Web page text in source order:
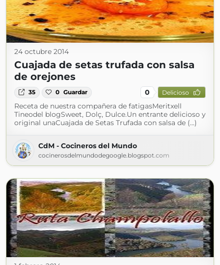
24 octubre 2014
Cuajada de setas trufada con salsa
de orejones
35 0 Guardar 0 Delicioso
Receta de nuestra compañera de fatigasMeritxell
Tineodel blogSweet, Dolç, Dulce.Un entrante delicioso y
original unaCuajada de Setas Trufada con salsa de (...)
CdM - Cocineros del Mundo
cocinerosdelmundodegoogle.blogspot.com